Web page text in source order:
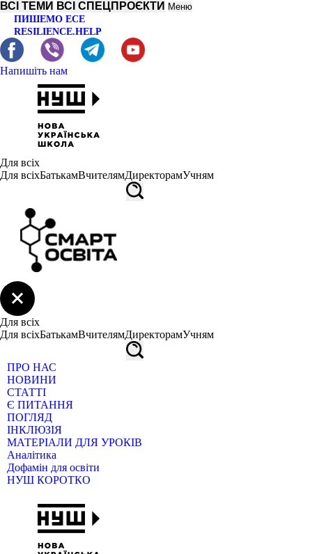
ВСІ ТЕМИ ВСІ СПЕЦПРОЄКТИ Меню
ПИШЕМО ЕСЕ
RESILIENCE.HELP
Напишіть нам
Для всіх
Для всіхБатькамВчителямДиректорамУчням
Для всіх
Для всіхБатькамВчителямДиректорамУчням
ПРО НАС
НОВИНИ
СТАТТІ
Є ПИТАННЯ
ПОГЛЯД
ІНКЛЮЗІЯ
МАТЕРІАЛИ ДЛЯ УРОКІВ
Аналітика
Дофамін для освіти
НУШ КОРОТКО